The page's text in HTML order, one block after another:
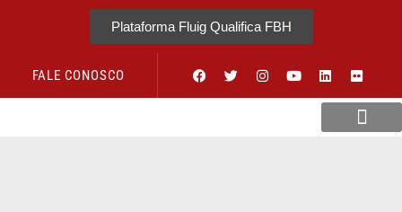
Plataforma Fluig Qualifica FBH
FALE CONOSCO